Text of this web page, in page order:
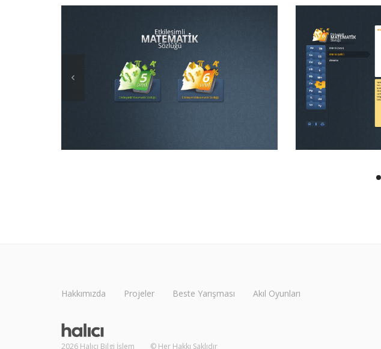
Hakkımızda Projeler Beste Yarışması Akıl Oyunları
2026 Halıcı Bilgi İşlem © Her Hakkı Saklıdır